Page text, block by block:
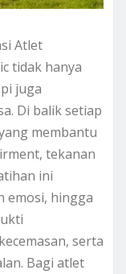
Atlet
tidak hanya
juga
Di balik setiap
membantu
tekanan
ini
emosi, hingga
serta
Bagi atlet